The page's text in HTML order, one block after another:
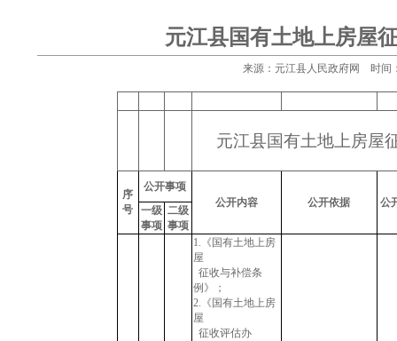
元江县国有土地上房屋
来源：元江县人民政府网 时间
元江县国有土地上房屋
序
号
公开事项
公开内容
公开依据 公
一级
事项
二级
事项
1.《国有土地上房
屋
征收与补偿条
例》；
2.《国有土地上房
屋
征收评估办